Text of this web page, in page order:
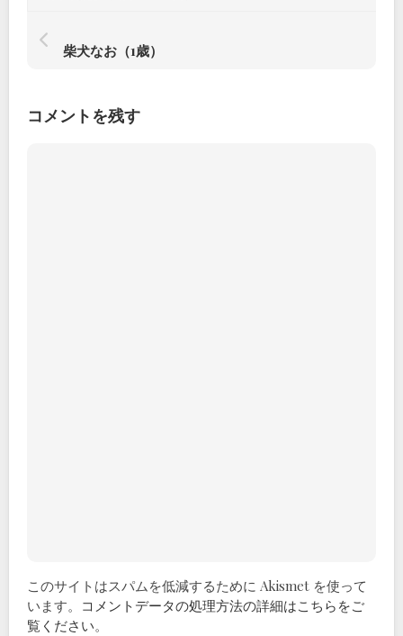
柴犬なお（1歳）
コメントを残す
このサイトはスパムを低減するために Akismet を使って
います。 コメントデータの処理方法の詳細はこちらをご
覧ください。